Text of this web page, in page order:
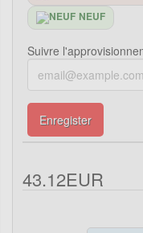
NEUF
Suivre
Enregister
43.12EUR